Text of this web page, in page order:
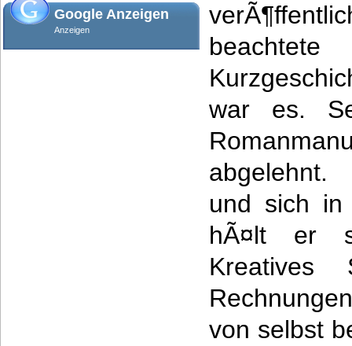
Google Anzeigen
Anzeigen
beachtete
war es.
abgelehnt.
und sich in
hÃ¤lt er
Kreatives
von selbst